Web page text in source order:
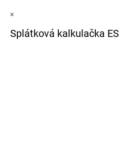
×
Splátková kalkulačka